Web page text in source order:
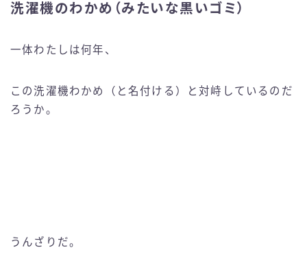
洗濯機のわかめ（みたいな黒いゴミ）
一体わたしは何年、
この洗濯機わかめ（と名付ける）と対峙しているのだ
ろうか。
うんざりだ。